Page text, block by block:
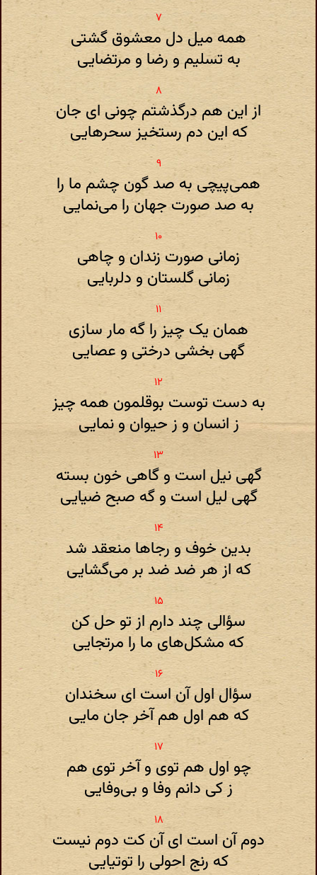
همه میل دل معشوق گشتی
به تسلیم و رضا و مرتضایی
از این هم درگذشتم چونی ای جان
که این دم رستخیز سحرهایی
همی‌پیچی به صد گون چشم ما را
به صد صورت جهان را می‌نمایی
زمانی صورت زندان و چاهی
زمانی گلستان و دلربایی
همان یک چیز را گه مار سازی
گهی بخشی درختی و عصایی
به دست توست بوقلمون همه چیز
ز انسان و ز حیوان و نمایی
گهی نیل است و گاهی خون بسته
گهی لیل است و گه صبح ضیایی
بدین خوف و رجاها منعقد شد
که از هر ضد ضد بر می‌گشایی
سؤالی چند دارم از تو حل کن
که مشکل‌های ما را مرتجایی
سؤال اول آن است ای سخندان
که هم اول هم آخر جان مایی
چو اول هم توی و آخر توی هم
ز کی دانم وفا و بی‌وفایی
دوم آن است ای آن کت دوم نیست
که رنج احولی را توتیایی